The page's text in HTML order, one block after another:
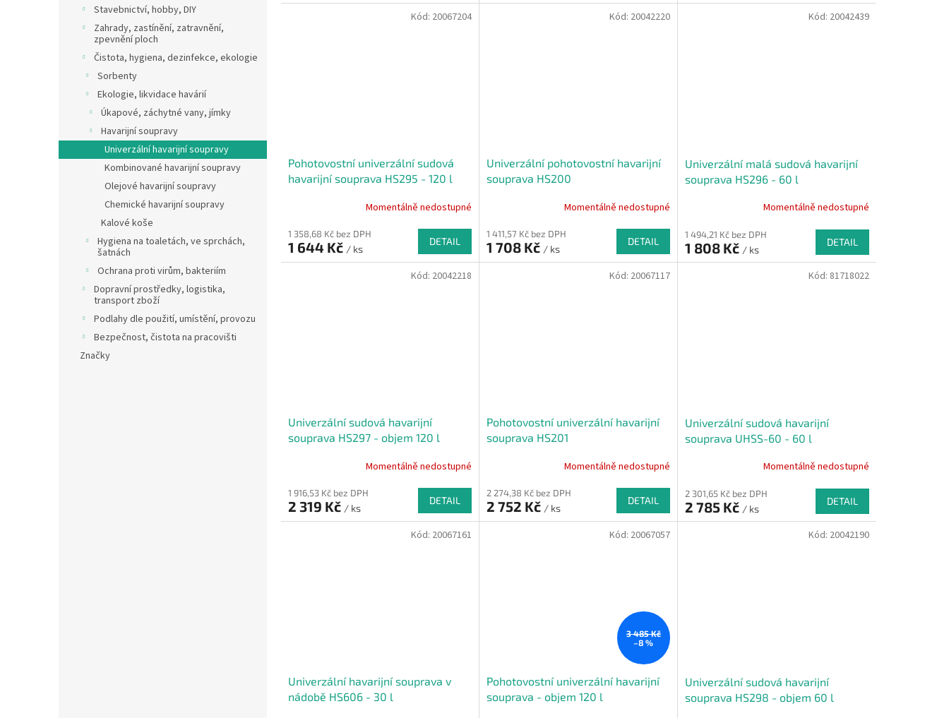
Stavebnictví, hobby, DIY
Zahrady, zastínění, zatravnění,
zpevnění ploch
Čistota, hygiena, dezinfekce, ekologie
Sorbenty
Ekologie, likvidace havárií
Úkapové, záchytné vany, jímky
Havarijní soupravy
Univerzální havarijní soupravy
Kombinované havarijní soupravy
Olejové havarijní soupravy
Chemické havarijní soupravy
Kalové koše
Hygiena na toaletách, ve sprchách,
šatnách
Ochrana proti virům, bakteriím
Dopravní prostředky, logistika,
transport zboží
Podlahy dle použití, umístění, provozu
Bezpečnost, čistota na pracovišti
Značky
Pohotovostní univerzální sudová
havarijní souprava HS295 - 120 l
Momentálně nedostupné
1 358,68 Kč bez DPH
1 644 Kč / ks
DETAIL
Kód: 20067204
Univerzální pohotovostní havarijní
souprava HS200
Momentálně nedostupné
1 411,57 Kč bez DPH
1 708 Kč / ks
DETAIL
Kód: 20042220
Univerzální malá sudová havarijní
souprava HS296 - 60 l
Momentálně nedostupné
1 494,21 Kč bez DPH
1 808 Kč / ks
DETAIL
Kód: 20042439
Univerzální sudová havarijní
souprava HS297 - objem 120 l
Momentálně nedostupné
1 916,53 Kč bez DPH
2 319 Kč / ks
DETAIL
Kód: 20042218
Pohotovostní univerzální havarijní
souprava HS201
Momentálně nedostupné
2 274,38 Kč bez DPH
2 752 Kč / ks
DETAIL
Kód: 20067117
Univerzální sudová havarijní
souprava UHSS-60 - 60 l
Momentálně nedostupné
2 301,65 Kč bez DPH
2 785 Kč / ks
DETAIL
Kód: 81718022
Univerzální havarijní souprava v
nádobě HS606 - 30 l
Kód: 20067161
3 485 Kč
–8 %
Pohotovostní univerzální havarijní
souprava - objem 120 l
Kód: 20067057
Univerzální sudová havarijní
souprava HS298 - objem 60 l
Kód: 20042190